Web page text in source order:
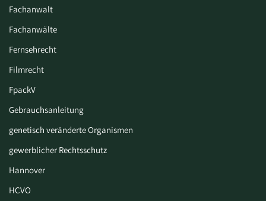
Fachanwalt
Fachanwälte
Fernsehrecht
Filmrecht
FpackV
Gebrauchsanleitung
genetisch veränderte Organismen
gewerblicher Rechtsschutz
Hannover
HCVO